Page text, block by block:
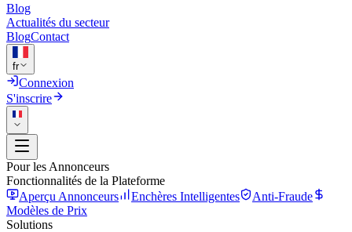
Blog
Actualités du secteur
BlogContact
fr
Connexion
S'inscrire
Pour les Annonceurs
Fonctionnalités de la Plateforme
Aperçu Annonceurs
Enchères Intelligentes
Anti-Fraude
Modèles de Prix
Solutions